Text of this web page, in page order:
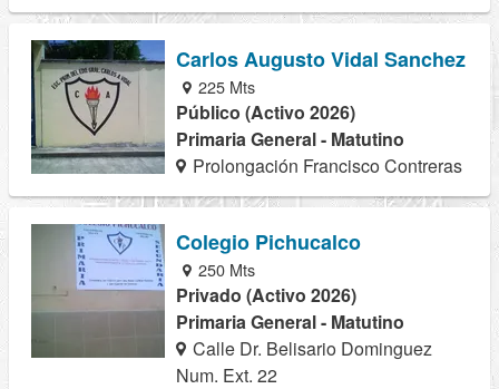
Carlos Augusto Vidal Sanchez
225 Mts
Público (Activo 2026)
Primaria General - Matutino
Prolongación Francisco Contreras
Colegio Pichucalco
250 Mts
Privado (Activo 2026)
Primaria General - Matutino
Calle Dr. Belisario Dominguez
Num. Ext. 22